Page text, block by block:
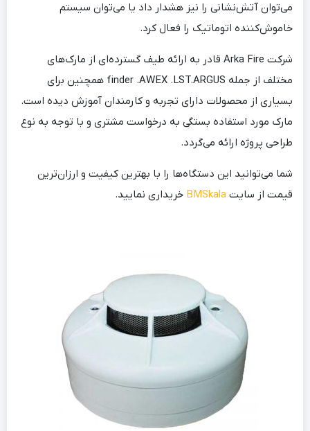
می‌توان آتش‌نشانی را نیز هشدار داد یا می‌توان سیستم
خاموش‌کننده اتوماتیک را فعال کرد.
شرکت Arka Fire قادر به ارائه طیف گسترده‌ای از مارک‌های
مختلف از جمله finder .AWEX .LST.ARGUS همچنین برای
بسیاری از محصولات دارای تجربه و کارمندان آموزش دیده است.
مارک مورد استفاده بستگی به درخواست مشتری و با توجه به نوع
طراحی پروژه ارائه می‌گردد.
شما می‌توانید این دستگاه‌ها را با بهترین کیفیت و ارزان‌ترین
قیمت از سایت BMSkala خریداری نمایید.